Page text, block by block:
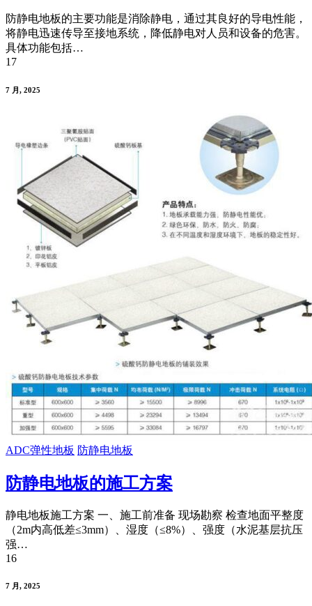
防静电地板的主要功能是消除静电，通过其良好的导电性能，
将静电迅速传导至接地系统，降低静电对人员和设备的危害。
具体功能包括…
17
7 月, 2025
ADC弹性地板 防静电地板
防静电地板的施工方案
静电地板施工方案 一、施工前准备 现场勘察 检查地面平整度
（2m内高低差≤3mm）、湿度（≤8%）、强度（水泥基层抗压
强…
16
7 月, 2025